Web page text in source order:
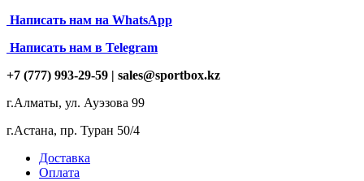
Написать нам на WhatsApp
Написать нам в Telegram
+7 (777) 993-29-59 | sales@sportbox.kz
г.Алматы, ул. Ауэзова 99
г.Астана, пр. Туран 50/4
Доставка
Оплата